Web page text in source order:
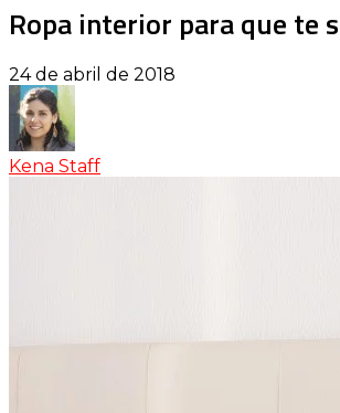
Ropa interior para que te
24 de abril de 2018
Kena Staff